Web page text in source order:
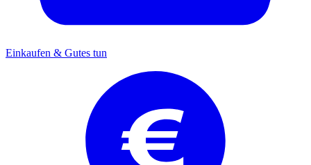
Einkaufen & Gutes tun